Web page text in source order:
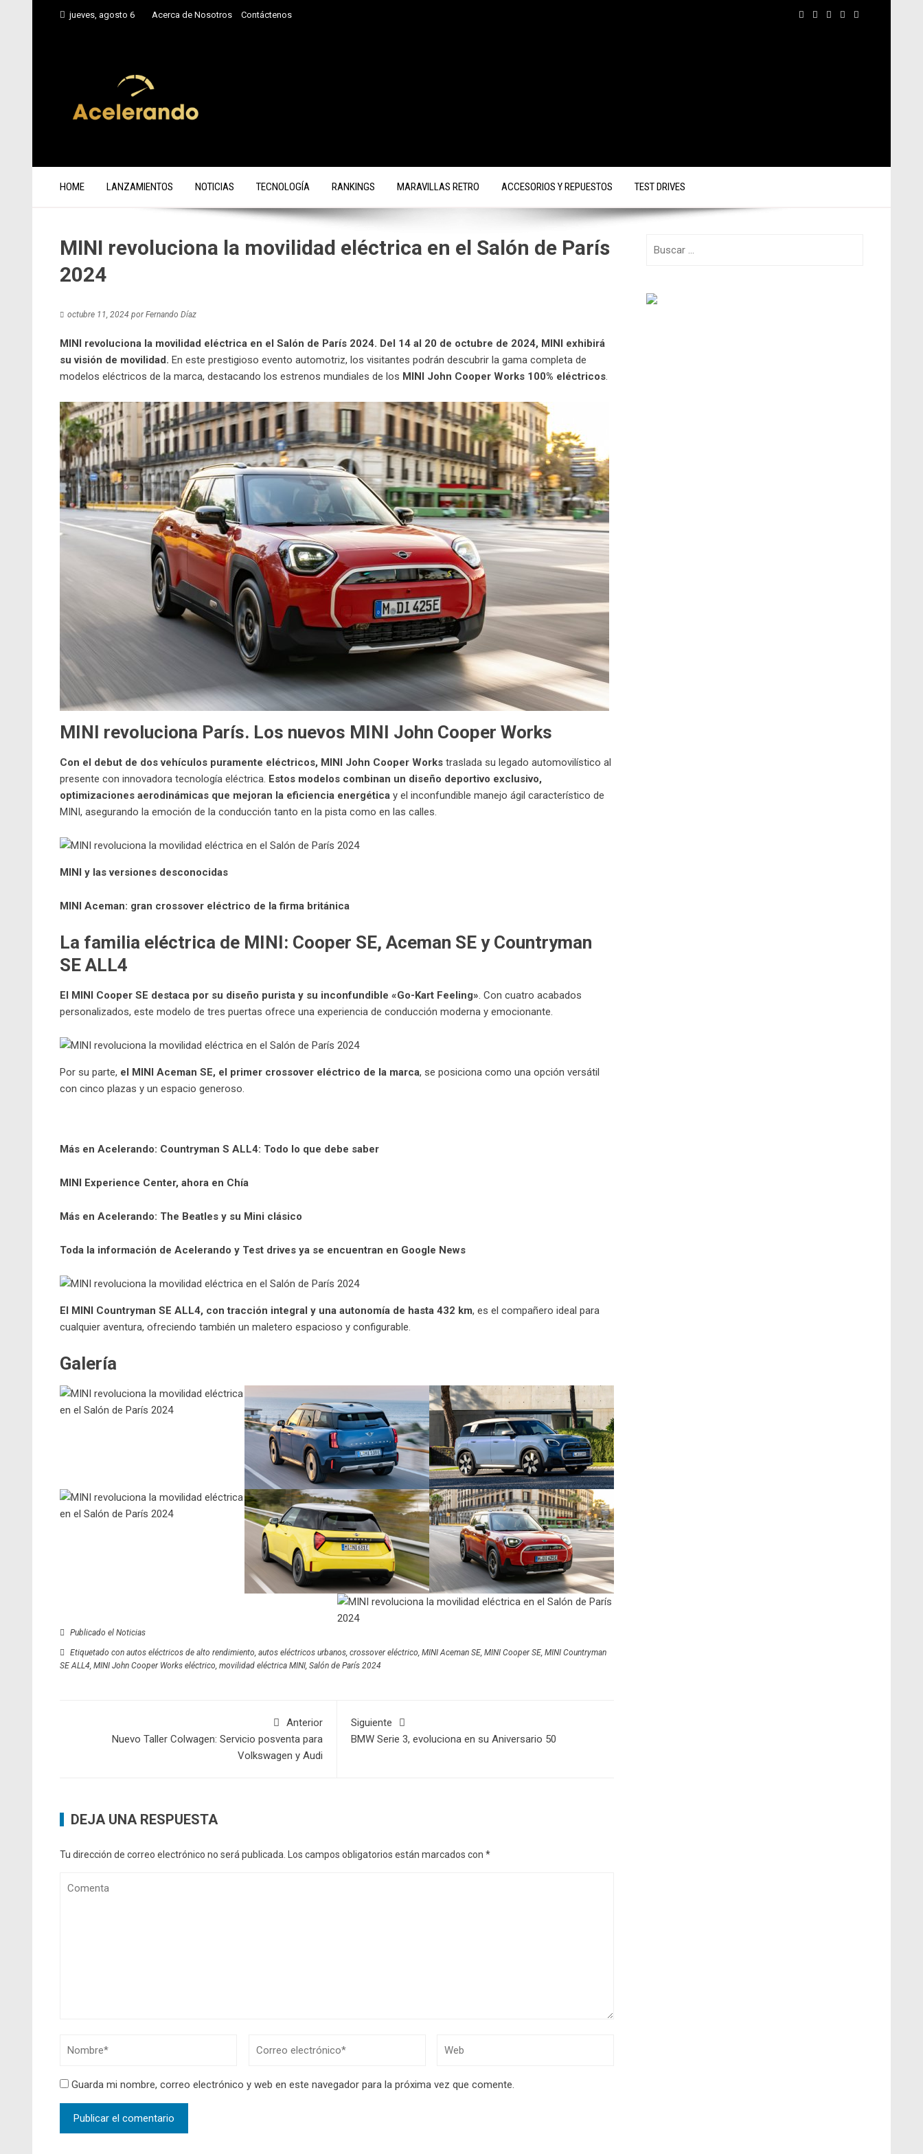
jueves, agosto 6 Acerca de Nosotros Contáctenos
HOME LANZAMIENTOS NOTICIAS TECNOLOGÍA RANKINGS MARAVILLAS RETRO ACCESORIOS Y REPUESTOS TEST DRIVES
MINI revoluciona la movilidad eléctrica en el Salón de París
2024
octubre 11, 2024 porFernando Díaz
MINI revoluciona la movilidad eléctrica en el Salón de París 2024. Del 14 al 20 de octubre de 2024, MINI exhibirá
su visión de movilidad. En este prestigioso evento automotriz, los visitantes podrán descubrir la gama completa de
modelos eléctricos de la marca, destacando los estrenos mundiales de los MINI John Cooper Works 100% eléctricos.
MINI revoluciona París. Los nuevos MINI John Cooper Works
Con el debut de dos vehículos puramente eléctricos, MINI John Cooper Works traslada su legado automovilístico al
presente con innovadora tecnología eléctrica. Estos modelos combinan un diseño deportivo exclusivo,
optimizaciones aerodinámicas que mejoran la eficiencia energética y el inconfundible manejo ágil característico de
MINI, asegurando la emoción de la conducción tanto en la pista como en las calles.
MINI y las versiones desconocidas
MINI Aceman: gran crossover eléctrico de la firma británica
La familia eléctrica de MINI: Cooper SE, Aceman SE y Countryman
SE ALL4
El MINI Cooper SE destaca por su diseño purista y su inconfundible «Go-Kart Feeling». Con cuatro acabados
personalizados, este modelo de tres puertas ofrece una experiencia de conducción moderna y emocionante.
Por su parte, el MINI Aceman SE, el primer crossover eléctrico de la marca, se posiciona como una opción versátil
con cinco plazas y un espacio generoso.
Más en Acelerando: Countryman S ALL4: Todo lo que debe saber
MINI Experience Center, ahora en Chía
Más en Acelerando: The Beatles y su Mini clásico
Toda la información de Acelerando y Test drives ya se encuentran en Google News
El MINI Countryman SE ALL4, con tracción integral y una autonomía de hasta 432 km, es el compañero ideal para
cualquier aventura, ofreciendo también un maletero espacioso y configurable.
Galería
Publicado el Noticias
Etiquetado con autos eléctricos de alto rendimiento, autos eléctricos urbanos, crossover eléctrico, MINI Aceman SE, MINI Cooper SE, MINI Countryman
SE ALL4, MINI John Cooper Works eléctrico, movilidad eléctrica MINI, Salón de París 2024
Anterior
Nuevo Taller Colwagen: Servicio posventa para
Volkswagen y Audi
Siguiente
BMW Serie 3, evoluciona en su Aniversario 50
DEJA UNA RESPUESTA
Tu dirección de correo electrónico no será publicada. Los campos obligatorios están marcados con *
Guarda mi nombre, correo electrónico y web en este navegador para la próxima vez que comente.